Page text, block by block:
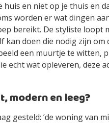
huis en niet op je thuis en
worden er wat dingen
bereikt. De styliste loopt
kan doen die nodig zijn
een muurtje te witten,
echt wat opleveren, deze
modern en leeg?
gesteld: ‘de woning van